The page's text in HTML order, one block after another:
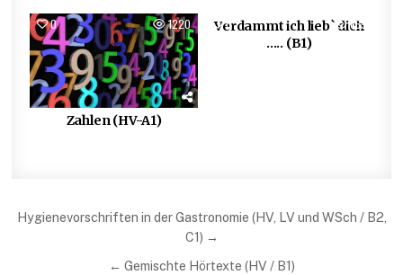
0 1220
Zahlen (HV-A1)
0 669
Verdammt ich lieb` dich
….. (B1)
Beitragsnavigation
Hygienevorschriften in der Gastronomie (HV, LV und WSch / B2,
C1) →
← Gemischte Hörtexte (HV / B1)